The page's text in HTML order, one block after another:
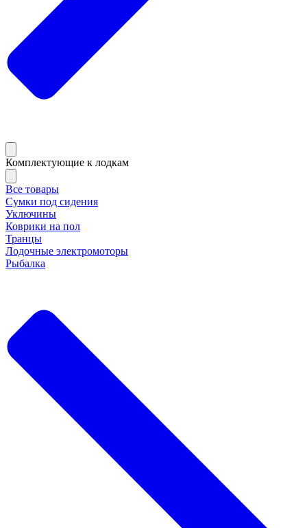
Комплектующие к лодкам
Все товары
Сумки под сидения
Уключины
Коврики на пол
Транцы
Лодочные электромоторы
Рыбалка